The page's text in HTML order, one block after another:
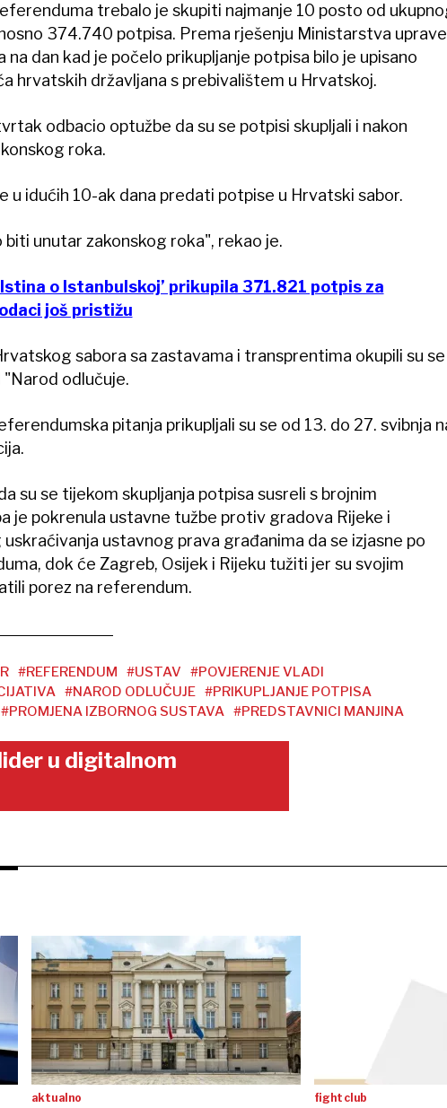
trebalo je skupiti najmanje 10 posto od
374.740 potpisa. Prema rješenju Ministarstva
na dan kad je počelo prikupljanje potpisa bilo je upisano
hrvatskih državljana s prebivalištem u Hrvatskoj.
odbacio optužbe da su se potpisi skupljali i nakon
roka.
u idućih 10-ak dana predati potpise u Hrvatski sabor.
biti unutar zakonskog roka", rekao je.
o Istanbulskoj’ prikupila 371.821 potpis za
još pristižu
sabora sa zastavama i transprentima okupili su se
"Narod odlučuje.
pitanja prikupljali su se od 13. do 27. svibnja
su se tijekom skupljanja potpisa susreli s brojnim
je pokrenula ustavne tužbe protiv gradova Rijeke i
ustavnog prava građanima da se izjasne po
dok će Zagreb, Osijek i Rijeku tužiti jer su svojim
porez na referendum.
#REFERENDUM #USTAV
#POVJERENJE VLADI
#NAROD ODLUČUJE #PRIKUPLJANJE POTPISA
#PROMJENA IZBORNOG SUSTAVA #PREDSTAVNICI MANJINA
u digitalnom
aktualno fight club